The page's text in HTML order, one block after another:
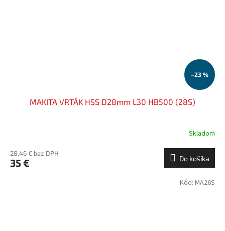
–23 %
MAKITA VRTÁK HSS D28mm L30 HB500 (28S)
Skladom
28,46 € bez DPH
35 € Do košíka
Kód: MA26S